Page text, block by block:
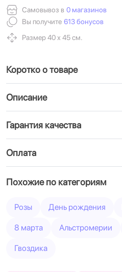
Самовывоз в 0 магазинов
Вы получите 613 бонусов
Размер 40 х 45 см.
Коротко о товаре
Описание
Гарантия качества
Оплата
Похожие по категориям
Розы День рождения
8 марта Альстромерии
Гвоздика